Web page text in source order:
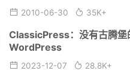
2010-06-30 35K+
ClassicPress：没有古腾堡
WordPress
2023-12-07 28.8K+